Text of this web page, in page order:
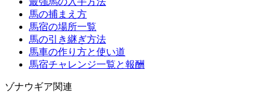
馬の捕まえ方
馬宿の場所一覧
馬の引き継ぎ方法
馬車の作り方と使い道
馬宿チャレンジ一覧と報酬
ゾナウギア関連